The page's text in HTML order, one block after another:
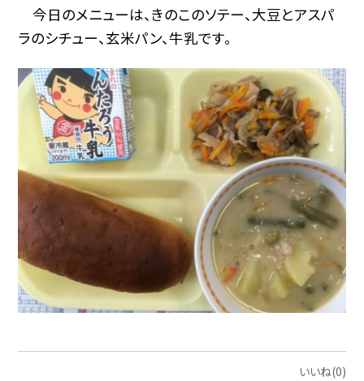
今日のメニューは、きのこのソテー、大豆とアスパ
ラのシチュー、玄米パン、牛乳です。
いいね(0)